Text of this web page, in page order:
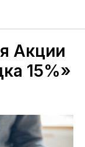
Акции
15%»